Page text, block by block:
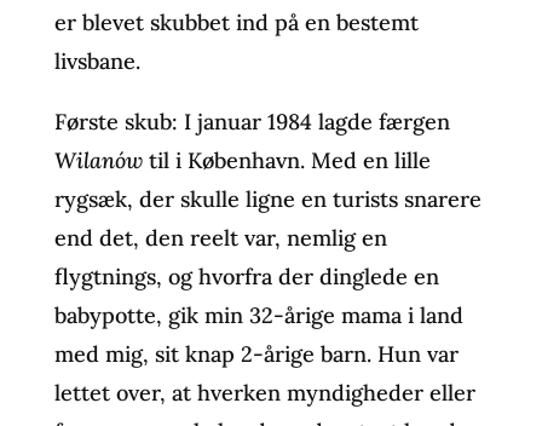
er blevet skubbet ind på en bestemt
livsbane.
Første skub: I januar 1984 lagde færgen
Wilanówtil i København. Med en lille
rygsæk, der skulle ligne en turists snarere
end det, den reelt var, nemlig en
flygtnings, og hvorfra der dinglede en
babypotte, gik min 32-årige mama i land
med mig, sit knap 2-årige barn. Hun var
lettet over, at hverken myndigheder eller